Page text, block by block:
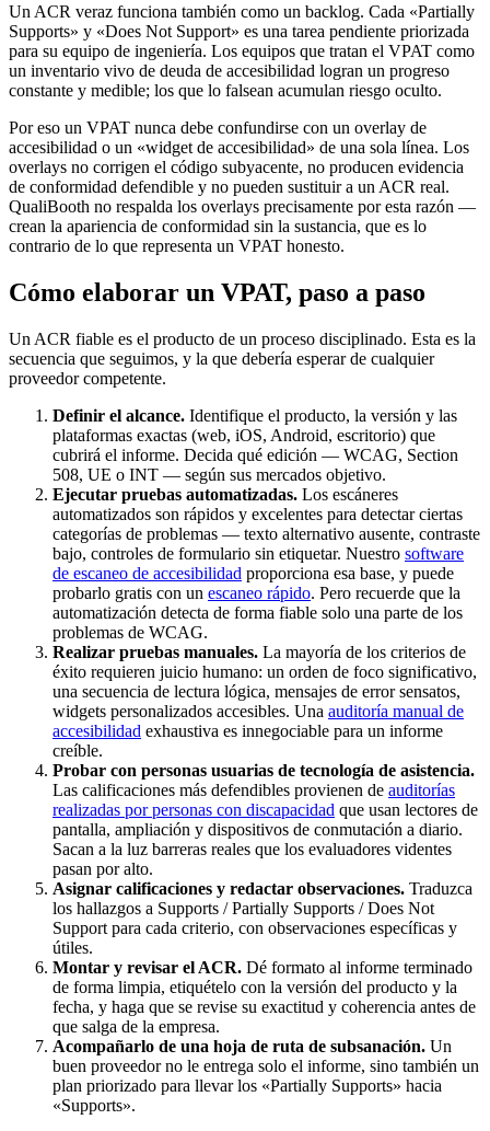
Un ACR veraz funciona también como un backlog. Cada «Partially
Supports» y «Does Not Support» es una tarea pendiente priorizada
para su equipo de ingeniería. Los equipos que tratan el VPAT como
un inventario vivo de deuda de accesibilidad logran un progreso
constante y medible; los que lo falsean acumulan riesgo oculto.
Por eso un VPAT nunca debe confundirse con un overlay de
accesibilidad o un «widget de accesibilidad» de una sola línea. Los
overlays no corrigen el código subyacente, no producen evidencia
de conformidad defendible y no pueden sustituir a un ACR real.
QualiBooth no respalda los overlays precisamente por esta razón —
crean la apariencia de conformidad sin la sustancia, que es lo
contrario de lo que representa un VPAT honesto.
Cómo elaborar un VPAT, paso a paso
Un ACR fiable es el producto de un proceso disciplinado. Esta es la
secuencia que seguimos, y la que debería esperar de cualquier
proveedor competente.
Definir el alcance. Identifique el producto, la versión y las
plataformas exactas (web, iOS, Android, escritorio) que
cubrirá el informe. Decida qué edición — WCAG, Section
508, UE o INT — según sus mercados objetivo.
Ejecutar pruebas automatizadas. Los escáneres
automatizados son rápidos y excelentes para detectar ciertas
categorías de problemas — texto alternativo ausente, contraste
bajo, controles de formulario sin etiquetar. Nuestro software
de escaneo de accesibilidad proporciona esa base, y puede
probarlo gratis con un escaneo rápido. Pero recuerde que la
automatización detecta de forma fiable solo una parte de los
problemas de WCAG.
Realizar pruebas manuales. La mayoría de los criterios de
éxito requieren juicio humano: un orden de foco significativo,
una secuencia de lectura lógica, mensajes de error sensatos,
widgets personalizados accesibles. Una auditoría manual de
accesibilidad exhaustiva es innegociable para un informe
creíble.
Probar con personas usuarias de tecnología de asistencia.
Las calificaciones más defendibles provienen de auditorías
realizadas por personas con discapacidad que usan lectores de
pantalla, ampliación y dispositivos de conmutación a diario.
Sacan a la luz barreras reales que los evaluadores videntes
pasan por alto.
Asignar calificaciones y redactar observaciones. Traduzca
los hallazgos a Supports / Partially Supports / Does Not
Support para cada criterio, con observaciones específicas y
útiles.
Montar y revisar el ACR. Dé formato al informe terminado
de forma limpia, etiquételo con la versión del producto y la
fecha, y haga que se revise su exactitud y coherencia antes de
que salga de la empresa.
Acompañarlo de una hoja de ruta de subsanación. Un
buen proveedor no le entrega solo el informe, sino también un
plan priorizado para llevar los «Partially Supports» hacia
«Supports».